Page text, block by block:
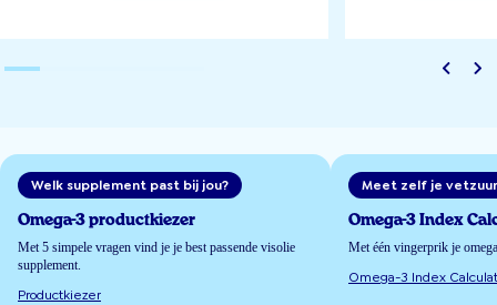
Welk supplement past bij jou?
Omega-3 productkiezer
Met 5 simpele vragen vind je je best passende visolie
supplement.
Productkiezer
Meet zelf je
Omega-3 Index
Met één vingerprik je
Omega-3 Index